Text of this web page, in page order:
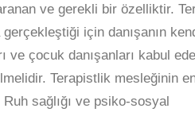
ve gerekli bir özelliktir.
için danışanın
ve çocuk danışanları kabul
Terapistlik mesleğinin
sağlığı ve psiko-sosyal